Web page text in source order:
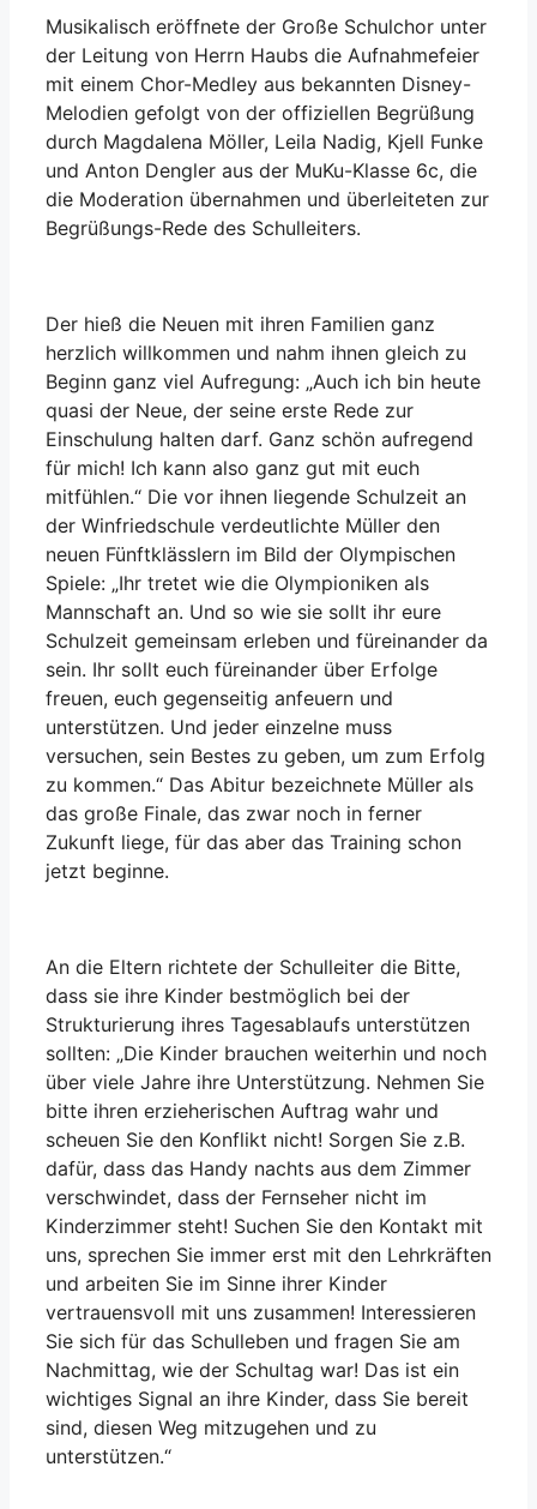
Musikalisch eröffnete der Große Schulchor unter
der Leitung von Herrn Haubs die Aufnahmefeier
mit einem Chor-Medley aus bekannten Disney-
Melodien gefolgt von der offiziellen Begrüßung
durch Magdalena Möller, Leila Nadig, Kjell Funke
und Anton Dengler aus der MuKu-Klasse 6c, die
die Moderation übernahmen und überleiteten zur
Begrüßungs-Rede des Schulleiters.
Der hieß die Neuen mit ihren Familien ganz
herzlich willkommen und nahm ihnen gleich zu
Beginn ganz viel Aufregung: „Auch ich bin heute
quasi der Neue, der seine erste Rede zur
Einschulung halten darf. Ganz schön aufregend
für mich! Ich kann also ganz gut mit euch
mitfühlen.“ Die vor ihnen liegende Schulzeit an
der Winfriedschule verdeutlichte Müller den
neuen Fünftklässlern im Bild der Olympischen
Spiele: „Ihr tretet wie die Olympioniken als
Mannschaft an. Und so wie sie sollt ihr eure
Schulzeit gemeinsam erleben und füreinander da
sein. Ihr sollt euch füreinander über Erfolge
freuen, euch gegenseitig anfeuern und
unterstützen. Und jeder einzelne muss
versuchen, sein Bestes zu geben, um zum Erfolg
zu kommen.“ Das Abitur bezeichnete Müller als
das große Finale, das zwar noch in ferner
Zukunft liege, für das aber das Training schon
jetzt beginne.
An die Eltern richtete der Schulleiter die Bitte,
dass sie ihre Kinder bestmöglich bei der
Strukturierung ihres Tagesablaufs unterstützen
sollten: „Die Kinder brauchen weiterhin und noch
über viele Jahre ihre Unterstützung. Nehmen Sie
bitte ihren erzieherischen Auftrag wahr und
scheuen Sie den Konflikt nicht! Sorgen Sie z.B.
dafür, dass das Handy nachts aus dem Zimmer
verschwindet, dass der Fernseher nicht im
Kinderzimmer steht! Suchen Sie den Kontakt mit
uns, sprechen Sie immer erst mit den Lehrkräften
und arbeiten Sie im Sinne ihrer Kinder
vertrauensvoll mit uns zusammen! Interessieren
Sie sich für das Schulleben und fragen Sie am
Nachmittag, wie der Schultag war! Das ist ein
wichtiges Signal an ihre Kinder, dass Sie bereit
sind, diesen Weg mitzugehen und zu
unterstützen.“